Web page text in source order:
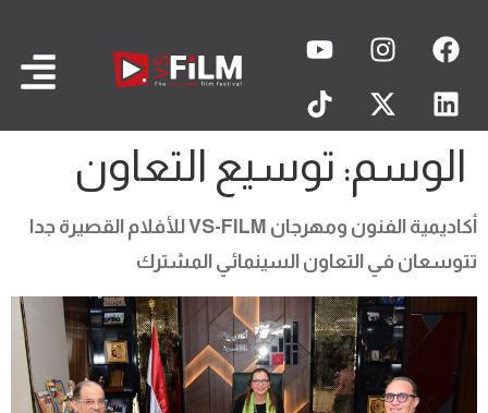
الوسم: توسيع التعاون
أكاديمية الفنون ومهرجان VS-FILM للأفلام القصيرة جدا
تتوسعان في التعاون السينمائي المشترك